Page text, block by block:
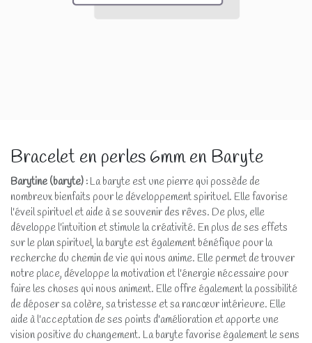
Bracelet en perles 6mm en Baryte
Barytine (baryte) : La baryte est une pierre qui possède de
nombreux bienfaits pour le développement spirituel. Elle favorise
l'éveil spirituel et aide à se souvenir des rêves. De plus, elle
développe l'intuition et stimule la créativité. En plus de ses effets
sur le plan spirituel, la baryte est également bénéfique pour la
recherche du chemin de vie qui nous anime. Elle permet de trouver
notre place, développe la motivation et l'énergie nécessaire pour
faire les choses qui nous animent. Elle offre également la possibilité
de déposer sa colère, sa tristesse et sa rancœur intérieure. Elle
aide à l'acceptation de ses points d'amélioration et apporte une
vision positive du changement. La baryte favorise également le sens